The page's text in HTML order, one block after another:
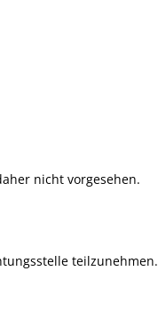
nicht vorgesehen.
teilzunehmen.